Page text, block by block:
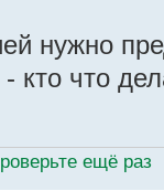
нужно
кто что
ещё раз